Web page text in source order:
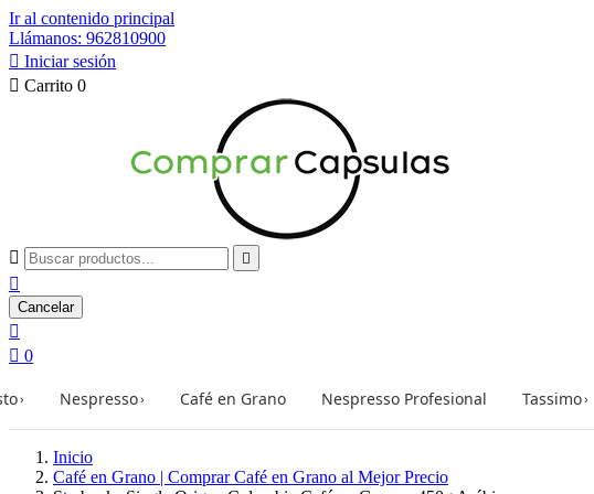
Ir al contenido principal
Llámanos: 962810900
 Iniciar sesión
 Carrito 0
 

Cancelar

 0
› Nespresso› Café en Grano Nespresso Profesional Tassimo›
Inicio
Café en Grano | Comprar Café en Grano al Mejor Precio